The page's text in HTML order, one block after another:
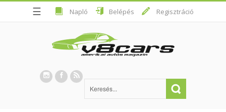
☰ Napló Belépés Regisztráció